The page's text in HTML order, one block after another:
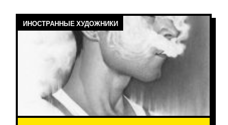
ИНОСТРАННЫЕ ХУДОЖНИКИ